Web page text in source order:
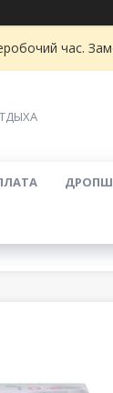
час.